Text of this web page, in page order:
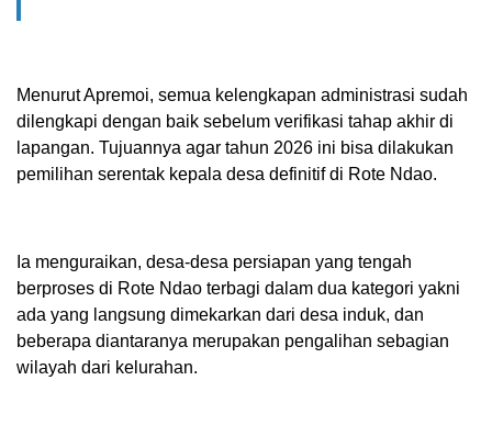
Menurut Apremoi, semua kelengkapan administrasi sudah
dilengkapi dengan baik sebelum verifikasi tahap akhir di
lapangan. Tujuannya agar tahun 2026 ini bisa dilakukan
pemilihan serentak kepala desa definitif di Rote Ndao.
Ia menguraikan, desa-desa persiapan yang tengah
berproses di Rote Ndao terbagi dalam dua kategori yakni
ada yang langsung dimekarkan dari desa induk, dan
beberapa diantaranya merupakan pengalihan sebagian
wilayah dari kelurahan.